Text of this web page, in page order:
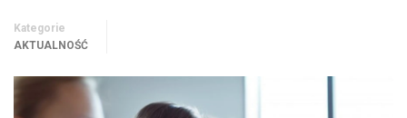
Kategorie
AKTUALNOŚĆ